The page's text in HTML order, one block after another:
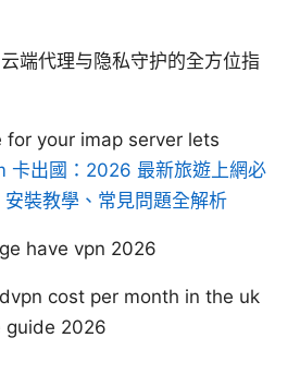
端代理与隐私守护的全方位指
for your imap server lets
卡出國：2026 最新旅遊上網必
裝教學、常見問題全解析
have vpn 2026
cost per month in the uk
guide 2026